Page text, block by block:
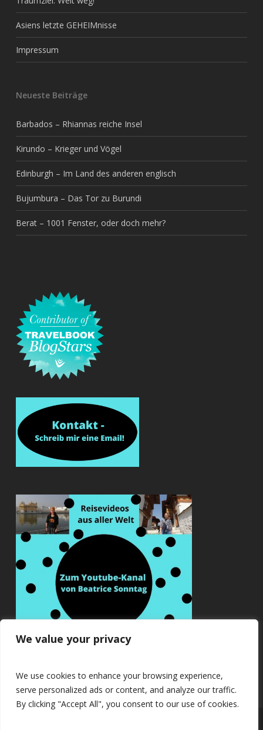
We value your privacy
We use cookies to enhance your browsing experience,
serve personalized ads or content, and analyze our traffic.
By clicking "Accept All", you consent to our use of cookies.
Asiens letzte GEHEIMnisse
Impressum
Neueste Beiträge
Barbados – Rhiannas reiche Insel
Kirundo – Krieger und Vögel
Edinburgh – Im Land des anderen englisch
Bujumbura – Das Tor zu Burundi
Berat – 1001 Fenster, oder doch mehr?